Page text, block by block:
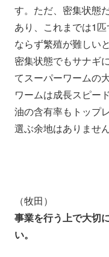
す。ただ、密集状態
あり、これまでは1
ならず繁殖が難しい
密集状態でもサナギ
てスーパーワームの
ワームは成長スピー
油の含有率もトップ
選ぶ余地はありませ
（牧田）
事業を行う上で大切
い。